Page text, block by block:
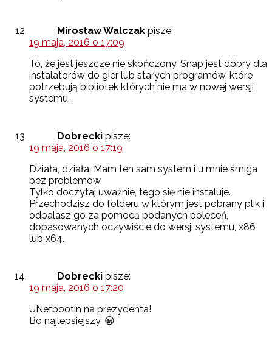
Mirosław Walczak pisze:
19 maja, 2016 o 17:09
To, że jest jeszcze nie skończony. Snap jest dobry dla
instalatorów do gier lub starych programów, które
potrzebują bibliotek których nie ma w nowej wersji
systemu.
Dobrecki pisze:
19 maja, 2016 o 17:19
Działa, działa. Mam ten sam system i u mnie śmiga
bez problemów.
Tylko doczytaj uważnie, tego się nie instaluje.
Przechodzisz do folderu w którym jest pobrany plik i
odpalasz go za pomocą podanych poleceń,
dopasowanych oczywiście do wersji systemu, x86
lub x64.
Dobrecki pisze:
19 maja, 2016 o 17:20
UNetbootin na prezydenta!
Bo najlepsiejszy. 😀